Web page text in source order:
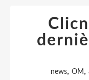
news, OM ,